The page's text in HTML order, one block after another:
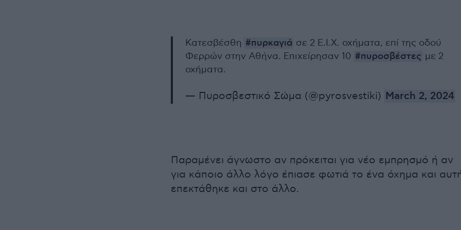
Κατεσβέσθη #πυρκαγιά σε 2 Ε.Ι.Χ. οχήματα, επί της οδού
Φερρών στην Αθήνα. Επιχείρησαν 10 #πυροσβέστες με 2
οχήματα.
— Πυροσβεστικό Σώμα (@pyrosvestiki) March 2, 2024
Παραμένει άγνωστο αν πρόκειται για νέο εμπρησμό ή αν
για κάποιο άλλο λόγο έπιασε φωτιά το ένα όχημα και
επεκτάθηκε και στο άλλο.